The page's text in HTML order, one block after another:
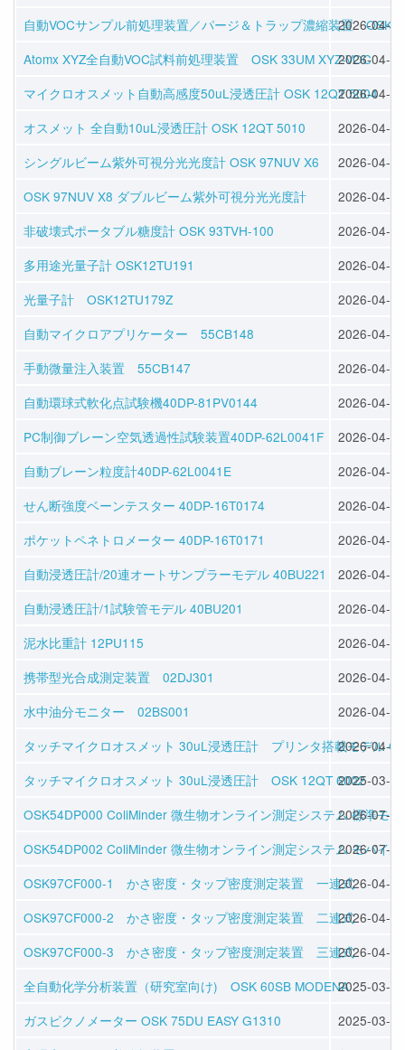
自動VOCサンプル前処理装置／パージ＆トラップ濃縮装置 OSK
2026-04-16
Atomx XYZ全自動VOC試料前処理装置 OSK 33UM XYZ-VOC
2026-04-16
マイクロオスメット自動高感度50uL浸透圧計 OSK 12QT 5004
2026-04-17
オスメット 全自動10uL浸透圧計 OSK 12QT 5010
2026-04-17
シングルビーム紫外可視分光光度計 OSK 97NUV X6
2026-04-20
OSK 97NUV X8 ダブルビーム紫外可視分光光度計
2026-04-20
非破壊式ポータブル糖度計 OSK 93TVH-100
2026-04-22
多用途光量子計 OSK12TU191
2026-04-28
光量子計 OSK12TU179Z
2026-04-28
自動マイクロアプリケーター 55CB148
2026-04-28
手動微量注入装置 55CB147
2026-04-28
自動環球式軟化点試験機40DP-81PV0144
2026-04-28
PC制御ブレーン空気透過性試験装置40DP-62L0041F
2026-04-28
自動ブレーン粒度計40DP-62L0041E
2026-04-28
せん断強度ベーンテスター 40DP-16T0174
2026-04-30
ポケットペネトロメーター 40DP-16T0171
2026-04-30
自動浸透圧計/20連オートサンプラーモデル 40BU221
2026-04-30
自動浸透圧計/1試験管モデル 40BU201
2026-04-30
泥水比重計 12PU115
2026-04-30
携帯型光合成測定装置 02DJ301
2026-04-30
水中油分モニター 02BS001
2026-04-30
タッチマイクロオスメット 30uL浸透圧計 プリンタ搭載モデル
2026-04-16
タッチマイクロオスメット 30uL浸透圧計 OSK 12QT 60022025-03-30
OSK54DP000 ColiMinder 微生物オンライン測定システム 標準モ
2026-07-08
OSK54DP002 ColiMinder 微生物オンライン測定システム モバイ
2026-07-08
OSK97CF000-1 かさ密度・タップ密度測定装置 一連式2026-04-30
OSK97CF000-2 かさ密度・タップ密度測定装置 二連式2026-04-30
OSK97CF000-3 かさ密度・タップ密度測定装置 三連式2026-04-30
全自動化学分析装置（研究室向け) OSK 60SB MODENA2025-03-26
ガスピクノメーター OSK 75DU EASY G1310
2025-03-30